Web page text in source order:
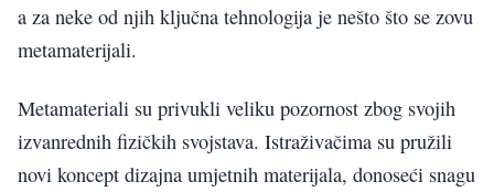
a za neke od njih ključna tehnologija je nešto što se zovu
metamaterijali.
Metamateriali su privukli veliku pozornost zbog svojih
izvanrednih fizičkih svojstava. Istraživačima su pružili
novi koncept dizajna umjetnih materijala, donoseći snagu